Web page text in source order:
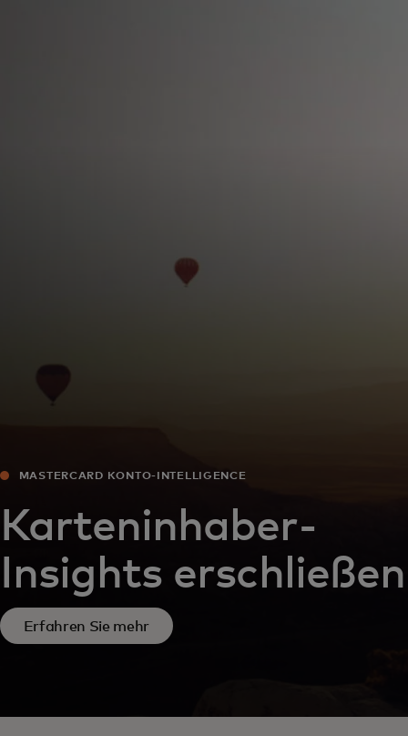
Neuigkeiten und Trends
MASTERCARD KONTO-INTELLIGENCE
Karteninhaber-
Insights erschließen
Erfahren Sie mehr